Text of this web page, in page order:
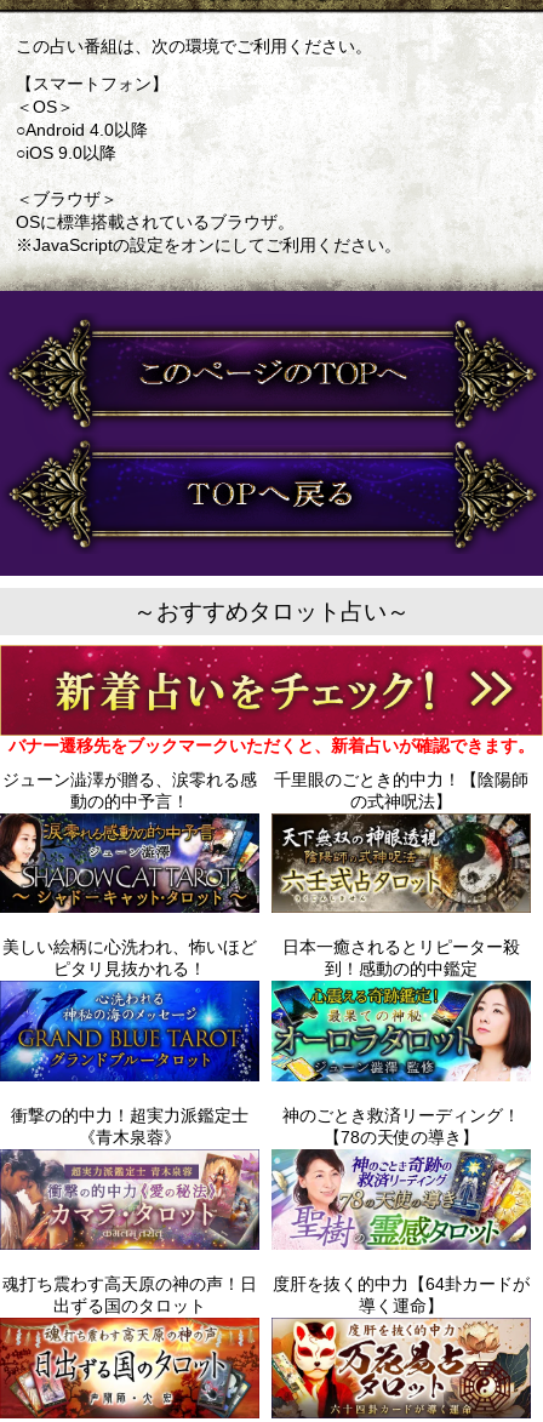
この占い番組は、次の環境でご利用ください。
【スマートフォン】
＜OS＞
○Android 4.0以降
○iOS 9.0以降
＜ブラウザ＞
OSに標準搭載されているブラウザ。
※JavaScriptの設定をオンにしてご利用ください。